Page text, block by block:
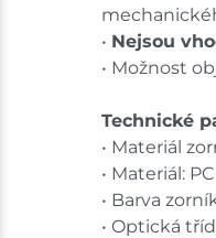
• Nejsou
• Možnost
Technické
• Materiál
• Materiál:
• Barva
• Optická